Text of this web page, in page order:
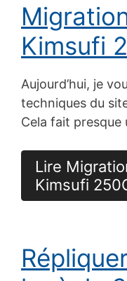
Kimsufi
Aujourd’hui, je
techniques du
Cela fait
Lire
Kimsufi